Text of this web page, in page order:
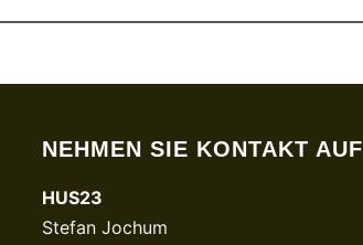
NEHMEN SIE KONTAKT AUF
HUS23
Stefan Jochum